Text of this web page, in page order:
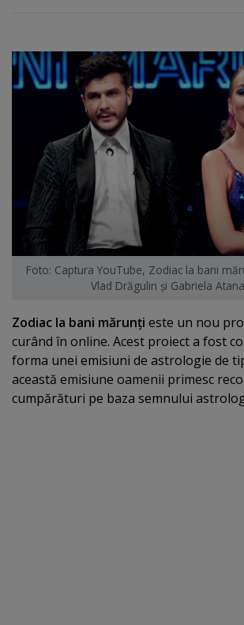
Foto: Captura YouTube, Zodiac la bani
Vlad Drăgulin şi Gabriela
Zodiac la bani mărunţi este un nou
curând în online. Acest proiect a fost
forma unei emisiuni de astrologie de
această emisiune oamenii primesc
cumpărături pe baza semnului